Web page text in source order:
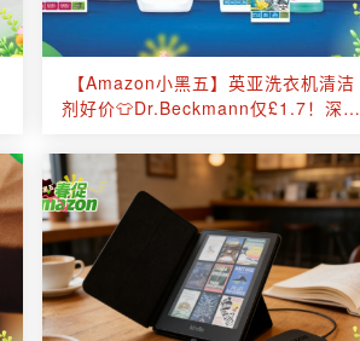
【Amazon小黑五】英亚洗衣机清洁
剂好价👕Dr.Beckmann仅£1.7！深层